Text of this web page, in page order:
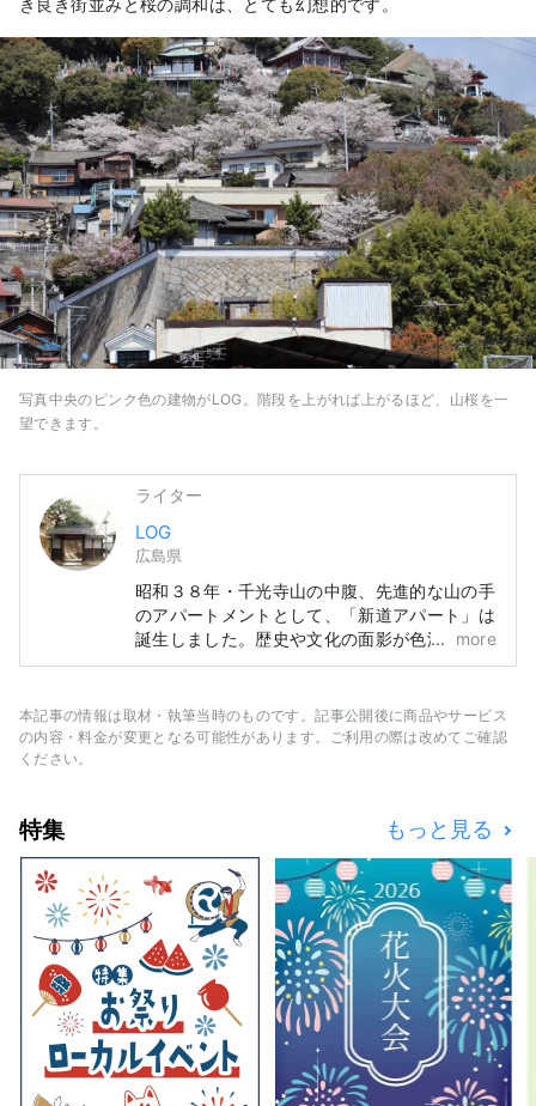
き良き街並みと桜の調和は、とても幻想的です。
写真中央のピンク色の建物がLOG。階段を上がれば上がるほど、山桜を一
望できます。
ライター
LOG
広島県
昭和３８年・千光寺山の中腹、先進的な山の手
のアパートメントとして、「新道アパート」は
誕生しました。歴史や文化の面影が色濃く残る
この場所で、人々の営みをあたたかく見つめて
「LOG （ログ）– Lantern Onomichi Garden-
」として生まれ変わり、尾道 山の手にあかり
して、カフェや庭を自由に楽しめる公園とし
て、朝から日暮れまで思い思いにお過ごしくだ
さい。 暦に沿って暮らす・・・ 土地の恵みを
無駄なくいただく。 日々の暮らしの中ででき
ることを、自分たちの手でやってみる。 LOG
はそんな暮らしの豊かさを探る場所でありプロ
ジェクトです。 Praxis・・・ また、それを繰
り返すこと その検証を自らの手で行うことに
より、 ものづくりにエネルギーをもたらす。
この取り組み方こそが、プロジェクトの最も大
事な要素。 Lantern Onomichi Garden・・・
夜はランタンのような柔らかなあかりを灯し、
more
本記事の情報は取材・執筆当時のものです。記事公開後に商品やサービス
の内容・料金が変更となる可能性があります。ご利用の際は改めてご確認
ください。
特集 もっと見る